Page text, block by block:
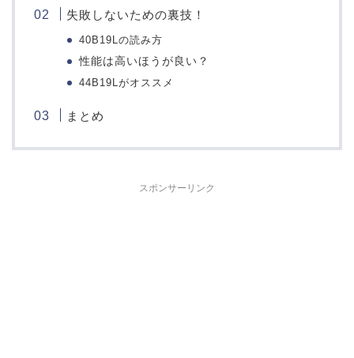
失敗しないための裏技！
40B19Lの読み方
性能は高いほうが良い？
44B19Lがオススメ
まとめ
スポンサーリンク